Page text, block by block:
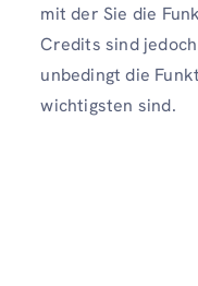
mit der Sie die
Credits sind
unbedingt die
wichtigsten sind.